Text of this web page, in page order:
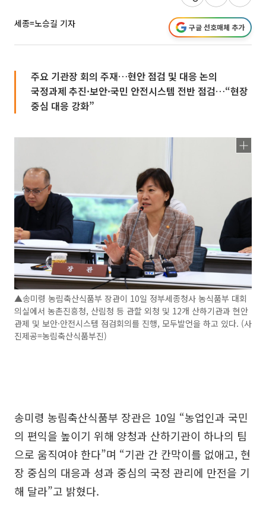
세종=노승길 기자 구글 선호매체 추가
주요 기관장 회의 주재…현안 점검 및 대응 논의
국정과제 추진·보안·국민 안전시스템 전반 점검…“현장
중심 대응 강화”
▲송미령 농림축산식품부 장관이 10일 정부세종청사 농식품부 대회
의실에서 농촌진흥청, 산림청 등 관할 외청 및 12개 산하기관과 현안
관제 및 보안·안전시스템 점검회의를 진행, 모두발언을 하고 있다. (사
진제공=농림축산식품부진)
송미령 농림축산식품부 장관은 10일 “농업인과 국민
의 편익을 높이기 위해 양청과 산하기관이 하나의 팀
으로 움직여야 한다”며 “기관 간 칸막이를 없애고, 현
장 중심의 대응과 성과 중심의 국정 관리에 만전을 기
해 달라”고 밝혔다.